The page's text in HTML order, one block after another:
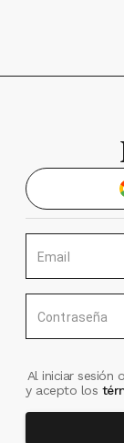
Email
Contraseña
Al iniciar sesión
y acepto los